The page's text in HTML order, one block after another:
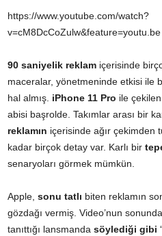
https://www.youtube.com/watch?
v=cM8DcCoZulw&feature=youtu.be
90 saniyelik reklam içerisinde
maceralar, yönetmeninde etkisi ile
hal almış. iPhone 11 Pro ile
abisi başrolde. Takımlar arası bir
reklamın içerisinde ağır çekimden
kadar birçok detay var. Karlı bir
senaryoları görmek mümkün.
Apple, sonu tatlı biten reklamın
gözdağı vermiş. Video’nun sonunda
tanıttığı lansmanda söylediği gibi